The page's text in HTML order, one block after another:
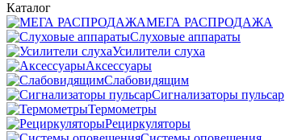
Каталог
МЕГА РАСПРОДАЖА
Слуховые аппараты
Усилители слуха
Аксессуары
Слабовидящим
Сигнализаторы пульсар
Термометры
Рециркуляторы